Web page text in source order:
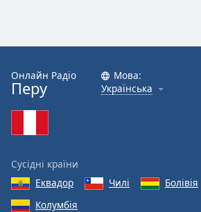
Онлайн Радіо
Перу
Мова:
Українська
Сусідні країни
Еквадор
Чилі Болівія
Колумбія